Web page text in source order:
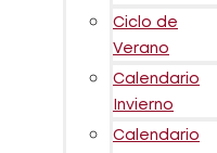
Ciclo de
Verano
Calendario
Invierno
Calendario